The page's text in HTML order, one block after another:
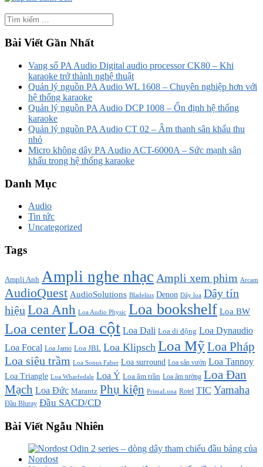
Bài Viết Gần Nhất
Vang số PA Audio Digital audio processor CK80 – Khi
karaoke trở thành nghệ thuật
Quản lý nguồn PA Audio WL 1608 – Chuyên nghiệp hơn với
hệ thống karaoke
Quản lý nguồn PA Audio DCP 1008 – Ổn định hệ thống
karaoke
Quản lý nguồn PA Audio CT 02 – Âm thanh sân khấu thu
nhỏ
Micro không dây PA Audio ACT-6000A – Sức mạnh sân
khấu trong hệ thống karaoke
Danh Mục
Audio
Tin tức
Uncategorized
Tags
Ampli Anh Ampli nghe nhạc Ampli xem phim Arcam
AudioQuest AudioSolutions Bladelius Denon Dây loa Dây tín
hiệu Loa Anh Loa Audio Physic Loa bookshelf Loa BW
Loa centerLoa cột Loa Dali Loa di động Loa Dynaudio
Loa Focal Loa Jamo Loa JBL Loa Klipsch Loa MỹLoa Pháp
Loa siêu trầm Loa Sonus Faber Loa surround Loa sân vườn Loa Tannoy
Loa Triangle Loa Wharfedale Loa Ý Loa âm trần Loa âm tường Loa Đan
Mạch Loa Đức Marantz Phụ kiện PrimaLuna Rotel TIC Yamaha
Đầu Bluray Đầu SACD/CD
Bài Viết Ngẫu Nhiên